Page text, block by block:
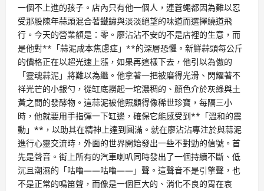
一個不上進的孩子。店內只有他一個人，連蒼蠅都因為難以忍
受那股陳年蒜頭混合著鐵鏽與淡淡絕望的味道而選擇繞道飛
行。今天的營業額是：零。廖沾沾不安的不是店裡的生意，而
是他對**「蒜泥成本焦慮症」**的深層恐懼。新鮮蒜頭每公斤
的價格正在以超光速上漲，如果再這樣下去，他引以為傲的
「靈魂蒜泥」將難以為繼。他拿著一把被磨得光滑、閃耀著不
祥光芒的小銀勺，從缸底撈起一坨濃稠的、顏色介於灰綠與土
黃之間的發酵物。這蒜泥被他照顧得像稀世珍寶，每隔三小
時，他就要用手指彈一下缸邊，確保它能感受到**「溫和的震
動」**，以助其在精神上達到圓滿。就在廖沾沾專注於與蒜泥
進行心靈交流時，外面的世界開始發出一些不對勁的信號。首
先是聲音。街上所有的汽車喇叭同時發出了一個持續不斷、低
沉且潮濕的「咕嚕——咕嚕——」聲。這聲音不是引擎聲，也
不是正常的鳴笛聲，而像是一個巨大的、消化不良的胃在哀